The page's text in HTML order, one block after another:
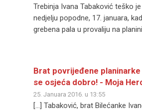
Trebinja Ivana Tabaković teško
nedjelju popodne, 17. januara,
grebena pala u provaliju na
Brat povrijeđene planinarke
se osjeća dobro! - Moja
25. Januara 2016. u 13:55
[…] Tabaković, brat Bilećanke